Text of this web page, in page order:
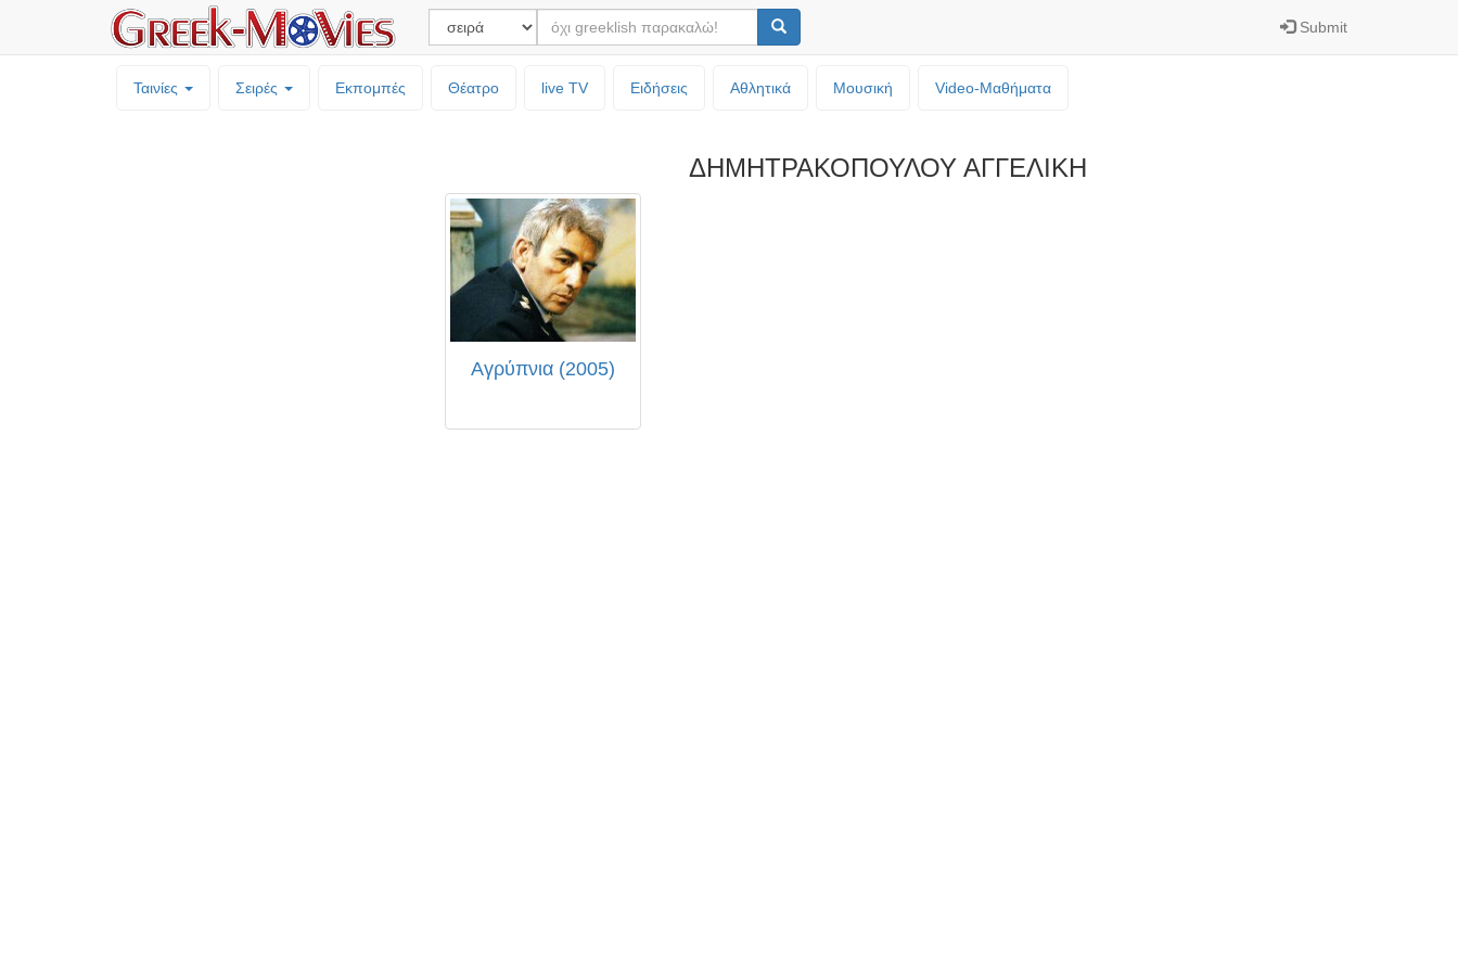
Submit
Ταινίες Σειρές Εκπομπές Θέατρο live TV Ειδήσεις Αθλητικά Μουσική Video-Mαθήματα
ΔΗΜΗΤΡΑΚΟΠΟΥΛΟΥ ΑΓΓΕΛΙΚΗ
Αγρύπνια (2005)